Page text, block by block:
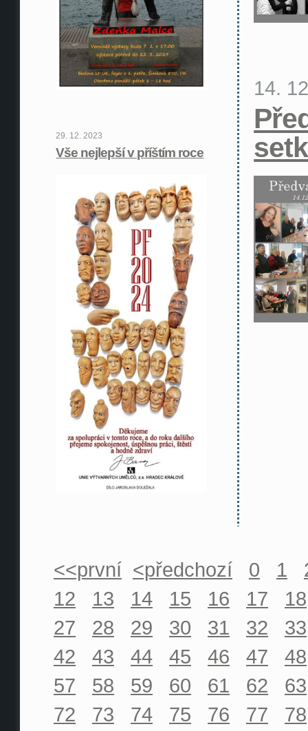
29. 12. 2023
Vše nejlepší v příštím roce
14.
<<první <předchozí 0 1
12
13 14 15 16 17
18
27
28 29 30 31 32
33
42
43 44 45 46 47
48
57
58 59 60 61 62
63
72
73 74 75 76 77
78